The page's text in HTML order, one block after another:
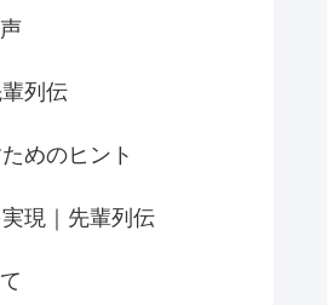
列伝
めのヒント
現｜先輩列伝